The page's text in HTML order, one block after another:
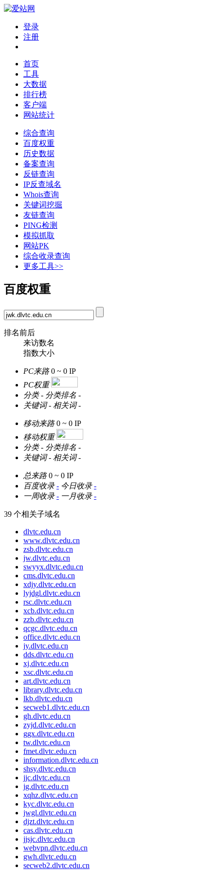
登录
注册
首页
工具
大数据
排行榜
客户端
网站统计
综合查询
百度权重
历史数据
备案查询
反链查询
IP反查域名
Whois查询
关键词挖掘
友链查询
PING检测
模拟抓取
网站PK
综合收录查询
更多工具>>
百度权重
排名前后
来访数名
指数大小
PC来路 0 ~ 0 IP
PC权重
分类 - 分类排名 -
关键词 - 相关词 -
移动来路 0 ~ 0 IP
移动权重
分类 - 分类排名 -
关键词 - 相关词 -
总来路 0 ~ 0 IP
百度收录 - 今日收录 -
一周收录 - 一月收录 -
39 个相关子域名
dlvtc.edu.cn
www.dlvtc.edu.cn
zsb.dlvtc.edu.cn
jw.dlvtc.edu.cn
swyyx.dlvtc.edu.cn
cms.dlvtc.edu.cn
xdjy.dlvtc.edu.cn
lyjdgl.dlvtc.edu.cn
rsc.dlvtc.edu.cn
xcb.dlvtc.edu.cn
zzb.dlvtc.edu.cn
qcgc.dlvtc.edu.cn
office.dlvtc.edu.cn
jy.dlvtc.edu.cn
dds.dlvtc.edu.cn
xj.dlvtc.edu.cn
xsc.dlvtc.edu.cn
art.dlvtc.edu.cn
library.dlvtc.edu.cn
lkb.dlvtc.edu.cn
secweb1.dlvtc.edu.cn
gh.dlvtc.edu.cn
zyjd.dlvtc.edu.cn
ggx.dlvtc.edu.cn
tw.dlvtc.edu.cn
fmet.dlvtc.edu.cn
information.dlvtc.edu.cn
shsy.dlvtc.edu.cn
jjc.dlvtc.edu.cn
jg.dlvtc.edu.cn
xqhz.dlvtc.edu.cn
kyc.dlvtc.edu.cn
jwgl.dlvtc.edu.cn
djzt.dlvtc.edu.cn
cas.dlvtc.edu.cn
jjsjc.dlvtc.edu.cn
webvpn.dlvtc.edu.cn
gwh.dlvtc.edu.cn
secweb2.dlvtc.edu.cn